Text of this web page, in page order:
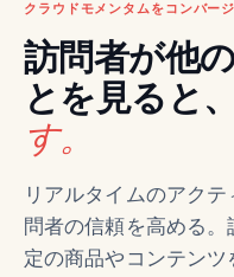
クラウドモメンタムをコンバー
訪問者が他
とを見ると、
す。
リアルタイムのアク
問者の信頼を高める
定の商品やコンテン